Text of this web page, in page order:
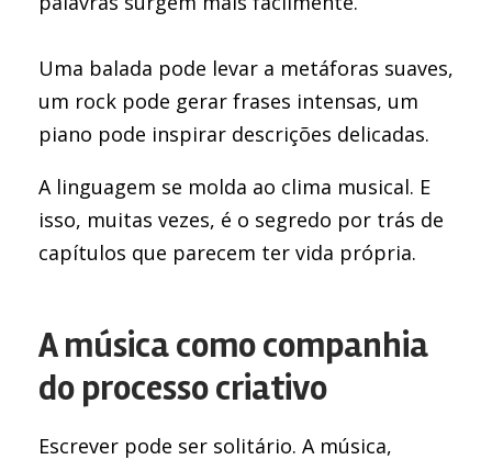
Uma balada pode levar a metáforas suaves,
um rock pode gerar frases intensas, um
piano pode inspirar descrições delicadas.
A linguagem se molda ao clima musical. E
isso, muitas vezes, é o segredo por trás de
capítulos que parecem ter vida própria.
A música como companhia
do processo criativo
Escrever pode ser solitário. A música,